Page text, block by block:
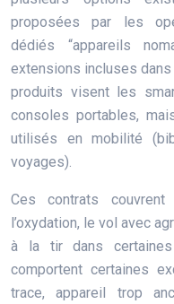
proposées par les
dédiés “appareils
extensions incluses
produits visent les
consoles portables,
utilisés en mobilité
voyages).
Ces contrats
l’oxydation, le vol avec
à la tir dans certaines
comportent certaines
trace, appareil trop